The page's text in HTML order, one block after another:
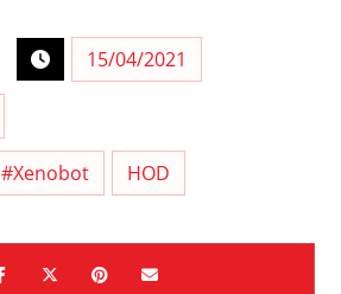
15/04/2021
#Xenobot HOD